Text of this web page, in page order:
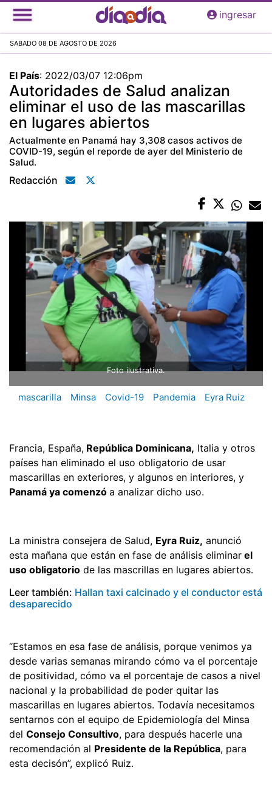
Pasar
al
principal
ingresar
SABADO 08 DE AGOSTO DE 2026
El País: 2022/03/07 12:06pm
Autoridades de Salud analizan
eliminar el uso de las mascarillas
en lugares abiertos
Actualmente en Panamá hay 3,308 casos activos de
COVID-19, según el reporde de ayer del Ministerio de
Salud.
Redacción
Foto ilustrativa.
mascarilla Minsa Covid-19 Pandemia Eyra Ruiz
Francia, España, República Dominicana, Italia y otros
países han eliminado el uso obligatorio de usar
mascarillas en exteriores, y algunos en interiores, y
Panamá ya comenzó a analizar dicho uso.
La ministra consejera de Salud, Eyra Ruiz, anunció
esta mañana que están en fase de análisis eliminar el
uso obligatorio de las mascrillas en lugares abiertos.
Leer también: Hallan taxi calcinado y el conductor está
desaparecido
“Estamos en esa fase de análisis, porque venimos ya
desde varias semanas mirando cómo va el porcentaje
de positividad, cómo va el porcentaje de casos a nivel
nacional y la probabilidad de poder quitar las
mascarillas en lugares abiertos. Todavía necesitamos
sentarnos con el equipo de Epidemiología del Minsa
del Consejo Consultivo, para después hacerle una
recomendación al Presidente de la República, para
esta decisón”, explicó Ruiz.